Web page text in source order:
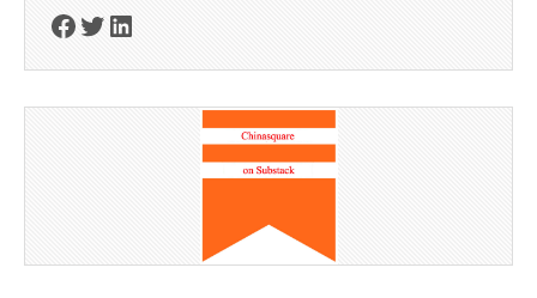
Facebook
Twitter
LinkedIn